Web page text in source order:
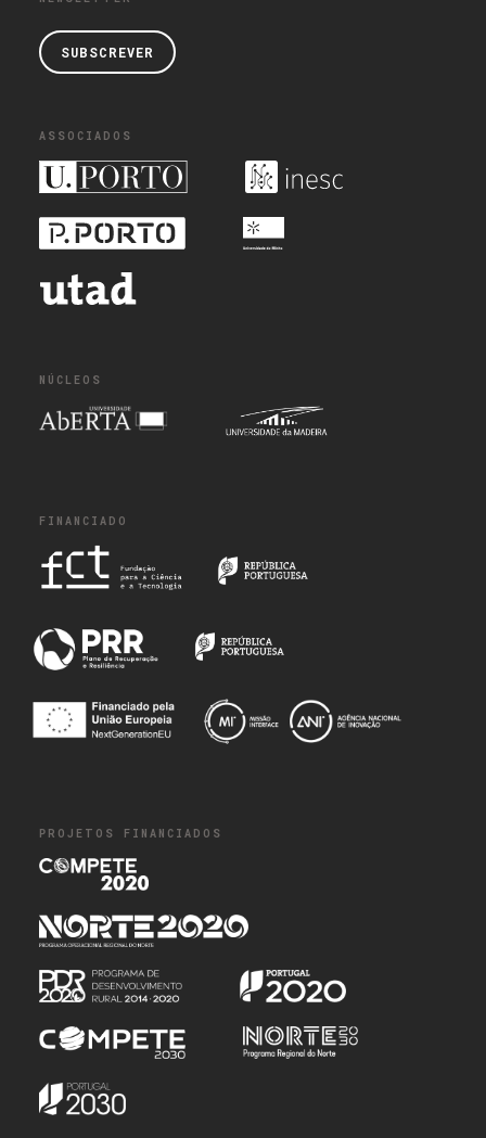
SUBSCREVER
ASSOCIADOS
NÚCLEOS
FINANCIADO
PROJETOS FINANCIADOS